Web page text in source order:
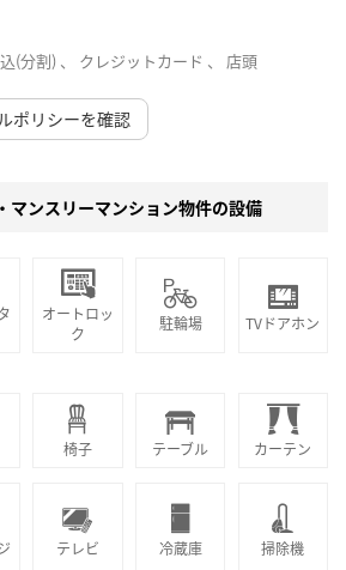
(分割) 、 クレジットカード 、 店頭
ポリシーを確認
マンスリーマンション物件の設備
オートロッ
ク
駐輪場 TVドアホン
椅子 テーブル カーテン
テレビ 冷蔵庫 掃除機